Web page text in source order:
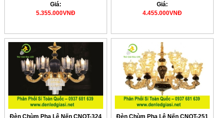
Giá:
5.355.000VNĐ
Giá:
4.455.000VNĐ